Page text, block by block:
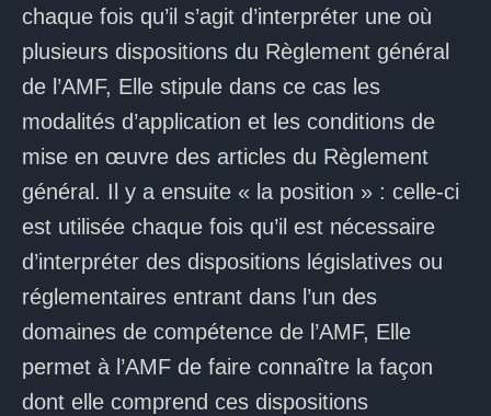
chaque fois qu’il s’agit d’interpréter une où
plusieurs dispositions du Règlement général
de l’AMF, Elle stipule dans ce cas les
modalités d’application et les conditions de
mise en œuvre des articles du Règlement
général. Il y a ensuite « la position » : celle-ci
est utilisée chaque fois qu’il est nécessaire
d’interpréter des dispositions législatives ou
réglementaires entrant dans l’un des
domaines de compétence de l’AMF, Elle
permet à l’AMF de faire connaître la façon
dont elle comprend ces dispositions